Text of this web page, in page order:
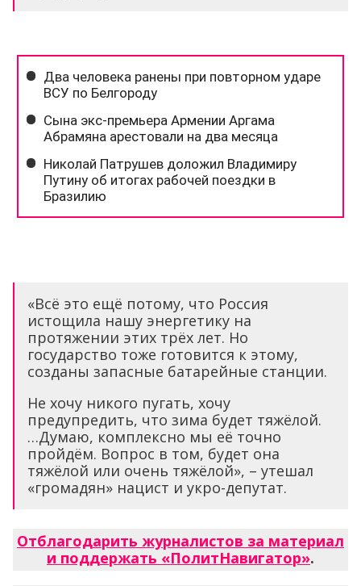
«Всё это ещё потому, что Россия
истощила нашу энергетику на
протяжении этих трёх лет. Но
государство тоже готовится к этому,
созданы запасные батарейные станции.
Не хочу никого пугать, хочу
предупредить, что зима будет тяжёлой.
…Думаю, комплексно мы её точно
пройдём. Вопрос в том, будет она
тяжёлой или очень тяжёлой», – утешал
«громадян» нацист и укро-депутат.
Отблагодарить журналистов за материал
и поддержать «ПолитНавигатор».